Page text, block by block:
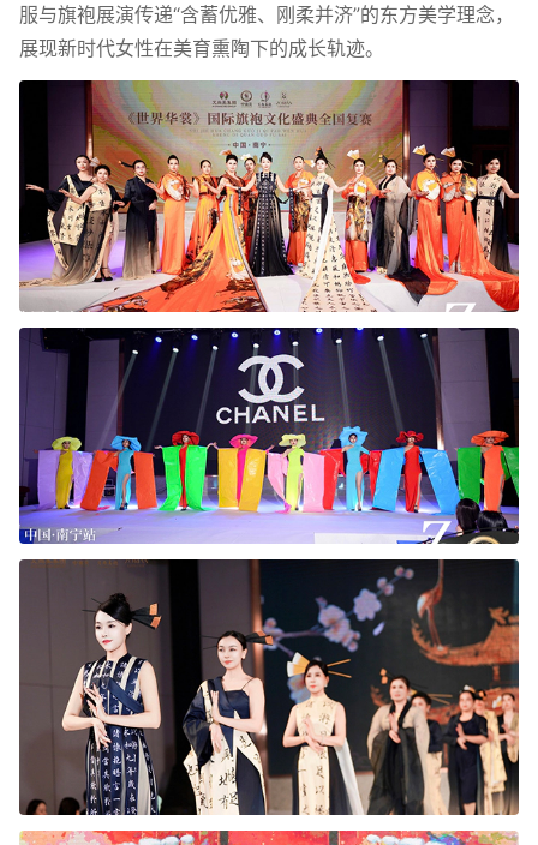
服与旗袍展演传递“含蓄优雅、刚柔并济”的东方美学理念，
展现新时代女性在美育熏陶下的成长轨迹。